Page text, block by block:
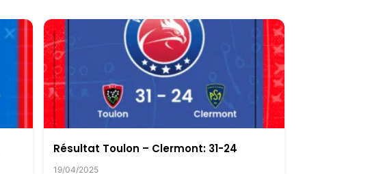
Résultat Toulon – Clermont: 31-24
19/04/2025